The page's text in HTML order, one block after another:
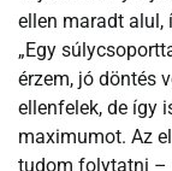
ellen maradt alul,
„Egy
érzem, jó döntés
ellenfelek, de így
maximumot. Az
tudom folytatni –